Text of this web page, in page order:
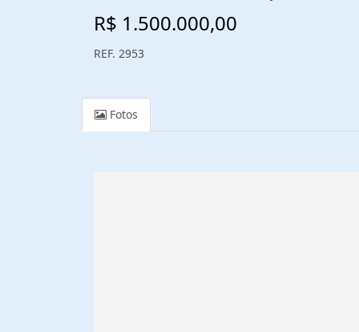
R$ 1.500.000,00
REF. 2953
Fotos